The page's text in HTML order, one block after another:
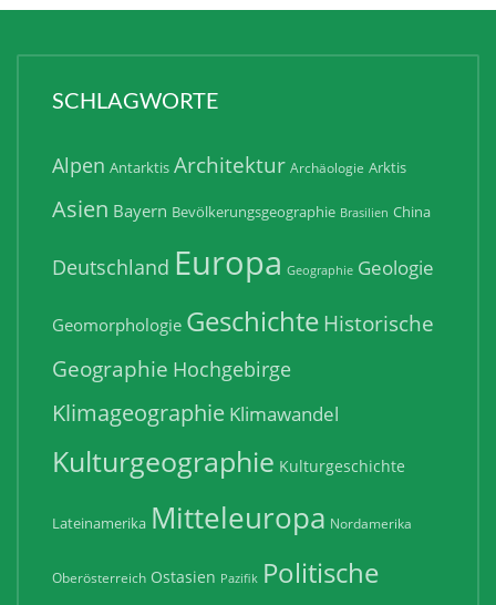
SCHLAGWORTE
Alpen Antarktis Architektur Archäologie Arktis
Asien Bayern Bevölkerungsgeographie Brasilien China
Deutschland Europa Geographie Geologie
Geomorphologie GeschichteHistorische
Geographie Hochgebirge
Klimageographie Klimawandel
Kulturgeographie Kulturgeschichte
Lateinamerika Mitteleuropa Nordamerika
Oberösterreich Ostasien Pazifik Politische